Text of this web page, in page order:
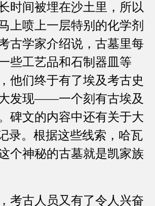
时间被埋在沙土里，所以
上喷上一层特别的化学剂
古学家介绍说，古墓里每
些工艺品和石制器皿等
他们终于有了埃及考古史
大发现——一个刻有古埃及
碑文的内容中还有关于大
录。根据这些线索，哈瓦
个神秘的古墓就是凯家族
古人员又有了令人兴奋